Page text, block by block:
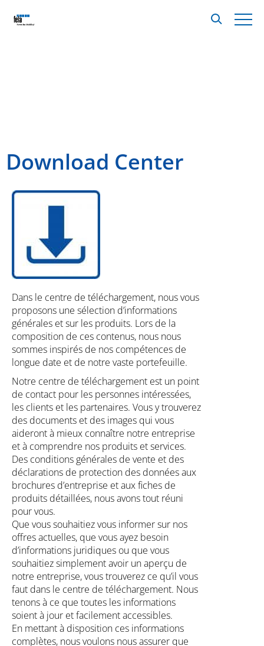
Download Center
Dans le centre de téléchargement, nous vous
proposons une sélection d’informations
générales et sur les produits. Lors de la
composition de ces contenus, nous nous
sommes inspirés de nos compétences de
longue date et de notre vaste portefeuille.
Notre centre de téléchargement est un point
de contact pour les personnes intéressées,
les clients et les partenaires. Vous y trouverez
des documents et des images qui vous
aideront à mieux connaître notre entreprise
et à comprendre nos produits et services.
Des conditions générales de vente et des
déclarations de protection des données aux
brochures d’entreprise et aux fiches de
produits détaillées, nous avons tout réuni
pour vous.
Que vous souhaitiez vous informer sur nos
offres actuelles, que vous ayez besoin
d’informations juridiques ou que vous
souhaitiez simplement avoir un aperçu de
notre entreprise, vous trouverez ce qu’il vous
faut dans le centre de téléchargement. Nous
tenons à ce que toutes les informations
soient à jour et facilement accessibles.
En mettant à disposition ces informations
complètes, nous voulons nous assurer que